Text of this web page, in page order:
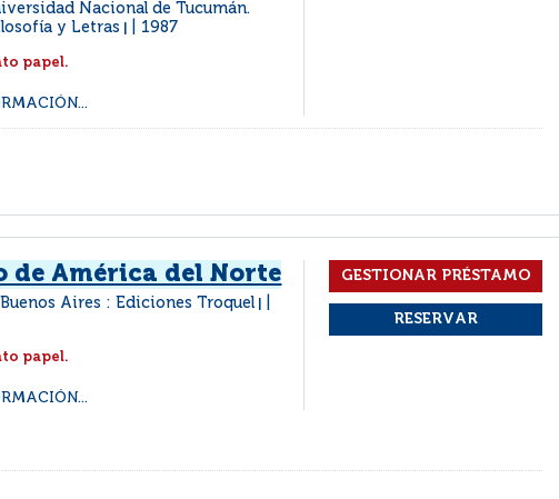
Nacional de Tucumán.
y Letras
1987
papel.
de América del Norte
Buenos Aires : Ediciones Troquel
papel.